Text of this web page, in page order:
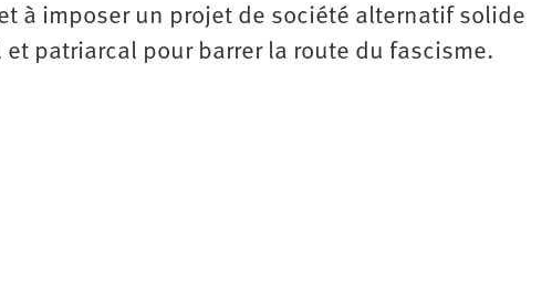
à imposer un projet de société alternatif solide
patriarcal pour barrer la route du fascisme.